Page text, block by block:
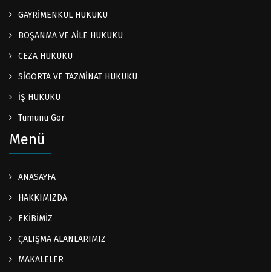
GAYRİMENKUL HUKUKU
BOŞANMA VE AİLE HUKUKU
CEZA HUKUKU
SİGORTA VE TAZMİNAT HUKUKU
İŞ HUKUKU
Tümünü Gör
Menü
ANASAYFA
HAKKIMIZDA
EKİBİMİZ
ÇALIŞMA ALANLARIMIZ
MAKALELER